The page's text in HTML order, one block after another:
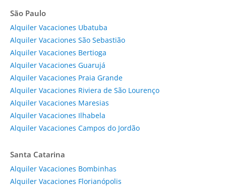
São Paulo
Alquiler Vacaciones Ubatuba
Alquiler Vacaciones São Sebastião
Alquiler Vacaciones Bertioga
Alquiler Vacaciones Guarujá
Alquiler Vacaciones Praia Grande
Alquiler Vacaciones Riviera de São Lourenço
Alquiler Vacaciones Maresias
Alquiler Vacaciones Ilhabela
Alquiler Vacaciones Campos do Jordão
Santa Catarina
Alquiler Vacaciones Bombinhas
Alquiler Vacaciones Florianópolis